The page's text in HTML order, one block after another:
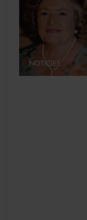
NOTICIES